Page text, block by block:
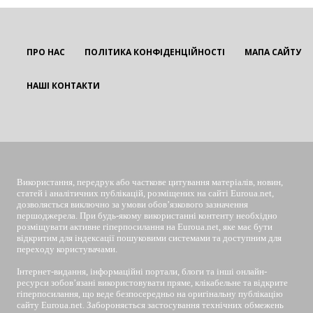
ПРО НАС ПОЛІТИКА КОНФІДЕНЦІЙНОСТІ МАПА САЙТУ
НАШІ КОНТАКТИ
Використання, передрук або часткове цитування матеріалів, новин,
статей і аналітичних публікацій, розміщених на сайті Euroua.net,
дозволяється виключно за умови обов’язкового зазначення
першоджерела. При будь-якому використанні контенту необхідно
розміщувати активне гіперпосилання на Euroua.net, яке має бути
відкритим для індексації пошуковими системами та доступним для
переходу користувачами.
Інтернет-видання, інформаційні портали, блоги та інші онлайн-
ресурси зобов’язані використовувати пряме, клікабельне та відкрите
гіперпосилання, що веде безпосередньо на оригінальну публікацію
сайту Euroua.net. Забороняється застосування технічних обмежень